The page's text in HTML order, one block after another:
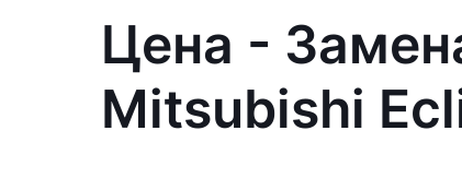
Цена -
Mitsubishi